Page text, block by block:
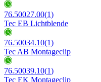
76.50027.00(1)
Tec EB Lichtblende
76.50034.10(1)
Tec AB Montageclip
76.50039.10(1)
Tec EK Montageclip